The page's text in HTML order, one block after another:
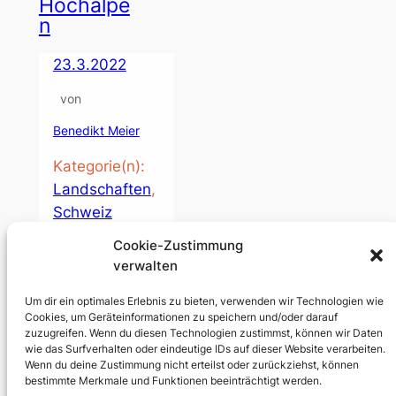
Cookie-Zustimmung
verwalten
Um dir ein optimales Erlebnis zu bieten, verwenden wir Technologien wie
Cookies, um Geräteinformationen zu speichern und/oder darauf
zuzugreifen. Wenn du diesen Technologien zustimmst, können wir Daten
wie das Surfverhalten oder eindeutige IDs auf dieser Website verarbeiten.
Wenn du deine Zustimmung nicht erteilst oder zurückziehst, können
bestimmte Merkmale und Funktionen beeinträchtigt werden.
Hochalpe
n
23.3.2022
von
Benedikt Meier
Kategorie(n):
Landschaften
Schweiz
einem Helikopter
die Alpen zu
erkundigen. Das
war sehr spannend
und